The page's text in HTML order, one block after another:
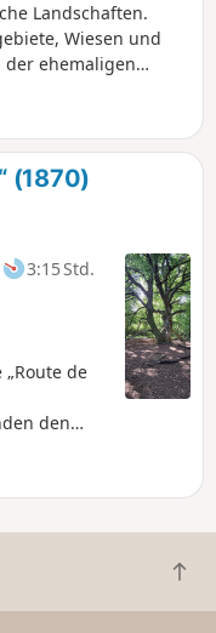
Landschaften.
Wiesen und
der ehemaligen
(1870)
3:15 Std.
de
den
die
vermehrt
Z
u